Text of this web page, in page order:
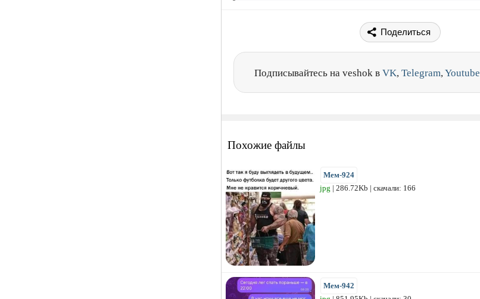
Поделиться
Подписывайтесь на veshok в VK, Telegram,Youtube
Похожие файлы
Мем-924
jpg | 286.72Kb | скачали: 166
Мем-942